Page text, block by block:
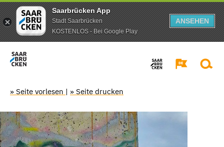
Saarbrücken App
Stadt Saarbrücken
KOSTENLOS - Bei Google Play
ANSEHEN
» Seite vorlesen | » Seite drucken